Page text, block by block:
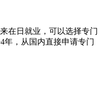
在日就业，可以选择专门
年，从国内直接申请专门